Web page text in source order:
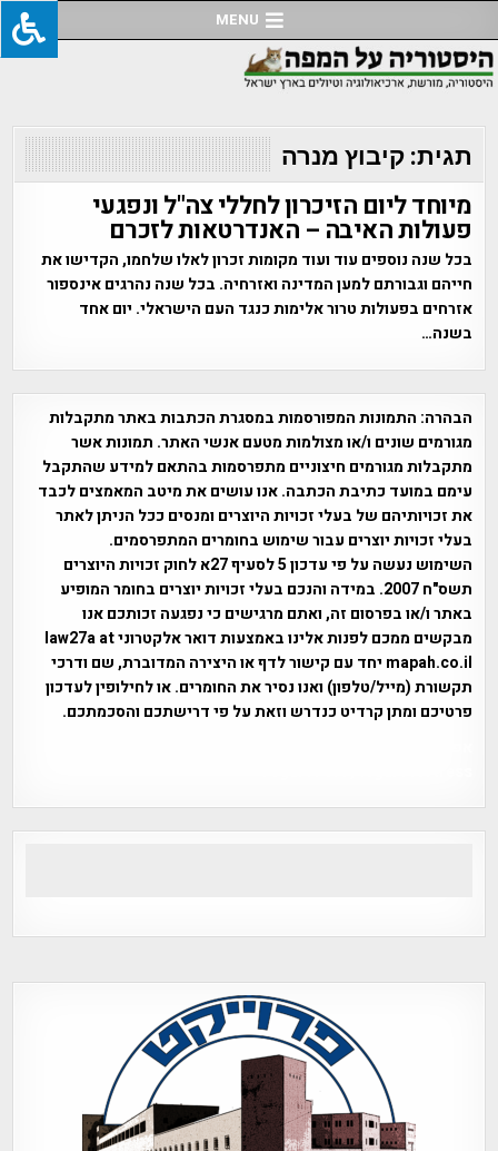
to
content
MENU
תגית:קיבוץ מנרה
מיוחד ליום הזיכרון לחללי צה"ל ונפגעי
פעולות האיבה – האנדרטאות לזכרם
בכל שנה נוספים עוד ועוד מקומות זכרון לאלו שלחמו, הקדישו את
חייהם וגבורתם למען המדינה ואזרחיה. בכל שנה נהרגים אינספור
אזרחים בפעולות טרור אלימות כנגד העם הישראלי. יום אחד
בשנה…
הבהרה: התמונות המפורסמות במסגרת הכתבות באתר מתקבלות
מגורמים שונים ו/או מצולמות מטעם אנשי האתר. תמונות אשר
מתקבלות מגורמים חיצוניים מתפרסמות בהתאם למידע שהתקבל
עימם במועד כתיבת הכתבה. אנו עושים את מיטב המאמצים לכבד
את זכויותיהם של בעלי זכויות היוצרים ומנסים ככל הניתן לאתר
בעלי זכויות יוצרים עבור שימוש בחומרים המתפרסמים.
השימוש נעשה על פי עדכון 5 לסעיף 27א לחוק זכויות היוצרים
תשס"ח 2007. במידה והנכם בעלי זכויות יוצרים בחומר המופיע
באתר ו/או בפרסום זה, ואתם מרגישים כי נפגעה זכותכם אנו
מבקשים ממכם לפנות אלינו באמצעות דואר אלקטרוני law27a at
mapah.co.il יחד עם קישור לדף או היצירה המדוברת, שם ודרכי
תקשורת (מייל/טלפון) ואנו נסיר את החומרים. או לחילופין לעדכון
פרטיכם ומתן קרדיט כנדרש וזאת על פי דרישתכם והסכמתכם.